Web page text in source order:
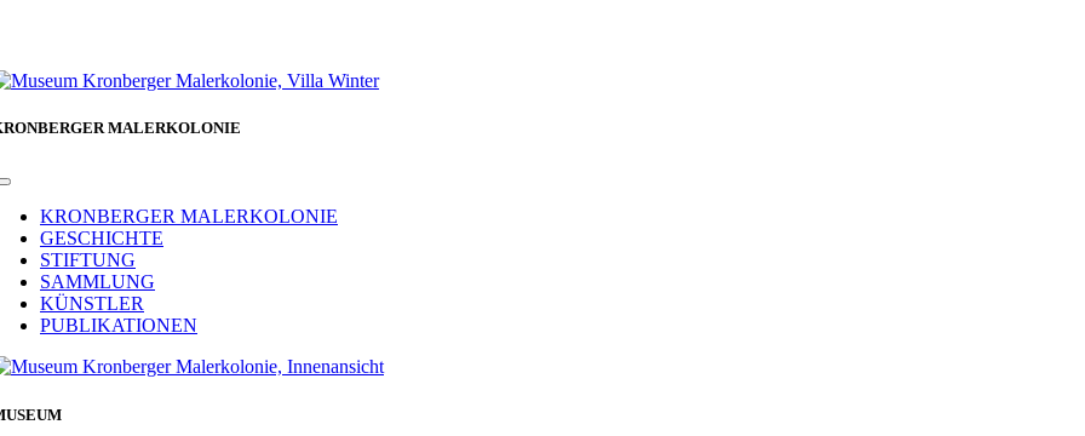
MALERKOLONIE
Toggle
NavigationKRONBERGER MALERKOLONIE
GESCHICHTE
STIFTUNG
SAMMLUNG
KÜNSTLER
PUBLIKATIONEN